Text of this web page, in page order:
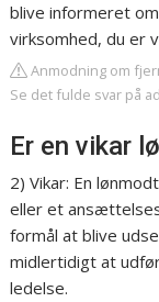
blive informeret
virksomhed, du er
Anmodning om
Se det fulde svar på
Er en vikar
2) Vikar: En
eller et
formål at blive
midlertidigt at
ledelse.